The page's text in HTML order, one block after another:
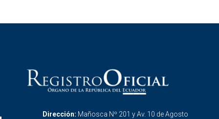
Dirección: Mañosca Nº 201 y Av. 10 de Agosto